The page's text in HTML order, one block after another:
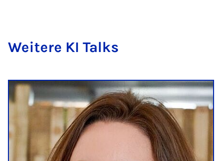
Weit­ere KI Talks